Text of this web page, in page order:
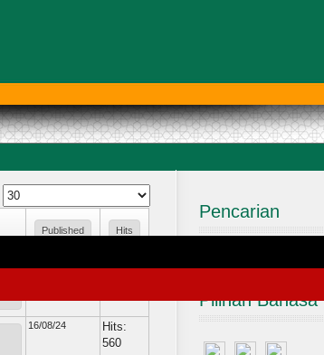
Published
Hits
16/08/24
Hits:
560
Pencarian
Pilihan Bahasa